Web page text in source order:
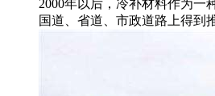
2000年以后，冷补材料作为一
国道、省道、市政道路上得到